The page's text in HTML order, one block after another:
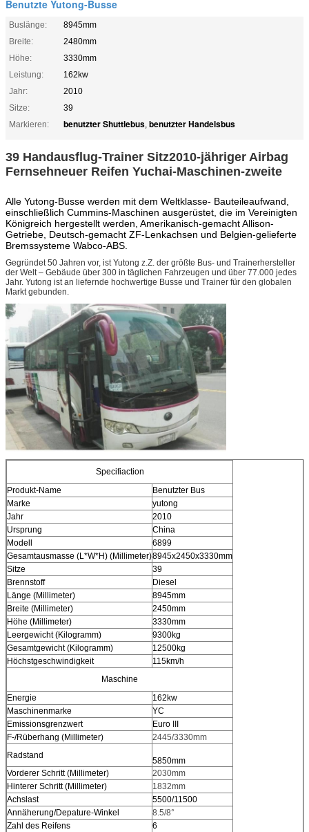
Benutzte Yutong-Busse
Buslänge:
8945mm
Breite:
2480mm
Höhe:
3330mm
Leistung:
162kw
Jahr:
2010
Sitze:
39
Markieren:
benutzter Shuttlebus, benutzter Handelsbus
39 Handausflug-Trainer Sitz2010-jähriger Airbag
Fernsehneuer Reifen Yuchai-Maschinen-zweite
Alle Yutong-Busse werden mit dem Weltklasse- Bauteileaufwand,
einschließlich Cummins-Maschinen ausgerüstet, die im Vereinigten
Königreich hergestellt werden, Amerikanisch-gemacht Allison-
Getriebe, Deutsch-gemacht ZF-Lenkachsen und Belgien-gelieferte
Bremssysteme Wabco-ABS.
Gegründet 50 Jahren vor, ist Yutong z.Z. der größte Bus- und Trainerhersteller
der Welt – Gebäude über 300 in täglichen Fahrzeugen und über 77.000 jedes
Jahr. Yutong ist an liefernde hochwertige Busse und Trainer für den globalen
Markt gebunden.
Specifiaction
Produkt-Name
Benutzter Bus
Marke
yutong
Jahr
2010
Ursprung
China
Modell
6899
Gesamtausmasse (L*W*H) (Millimeter)8945x2450x3330mm
Sitze
39
Brennstoff
Diesel
Länge (Millimeter)
8945mm
Breite (Millimeter)
2450mm
Höhe (Millimeter)
3330mm
Leergewicht (Kilogramm)
9300kg
Gesamtgewicht (Kilogramm)
12500kg
Höchstgeschwindigkeit
115km/h
Maschine
Energie
162kw
Maschinenmarke
YC
Emissionsgrenzwert
Euro III
F-/Rüberhang (Millimeter)
2445/3330mm
Radstand
5850mm
Vorderer Schritt (Millimeter)
2030mm
Hinterer Schritt (Millimeter)
1832mm
Achslast
5500/11500
Annäherung/Depature-Winkel
8.5/8°
Zahl des Reifens
6